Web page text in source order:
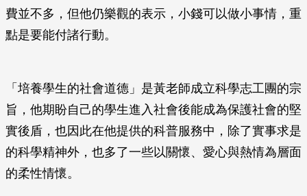
費並不多，但他仍樂觀的表示，小錢可以做小事情，重
點是要能付諸行動。
「培養學生的社會道德」是黃老師成立科學志工團的宗
旨，他期盼自己的學生進入社會後能成為保護社會的堅
實後盾，也因此在他提供的科普服務中，除了實事求是
的科學精神外，也多了一些以關懷、愛心與熱情為層面
的柔性情懷。